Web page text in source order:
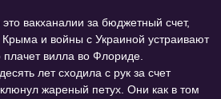
вакханалии за бюджетный счет,
и войны с Украиной устраивают
вилла во Флориде.
лет сходила с рук за счет
жареный петух. Они как в том